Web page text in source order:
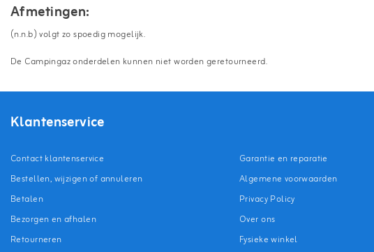
Afmetingen:
(n.n.b) volgt zo spoedig mogelijk.
De Campingaz onderdelen kunnen niet worden geretourneerd.
Klantenservice
Contact klantenservice
Bestellen, wijzigen of annuleren
Betalen
Bezorgen en afhalen
Retourneren
Garantie en reparatie
Algemene voorwaarden
Privacy Policy
Over ons
Fysieke winkel